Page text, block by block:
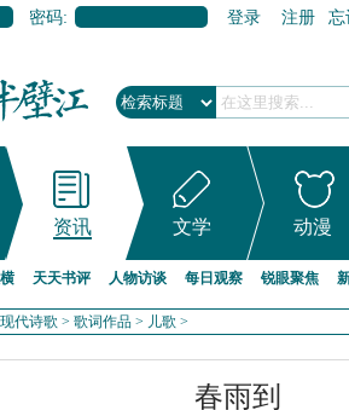
密码: 登录 注册 忘
资讯 文学 动漫
天天书评 人物访谈 每日观察 锐眼聚焦
现代诗歌 > 歌词作品 > 儿歌 >
春雨到